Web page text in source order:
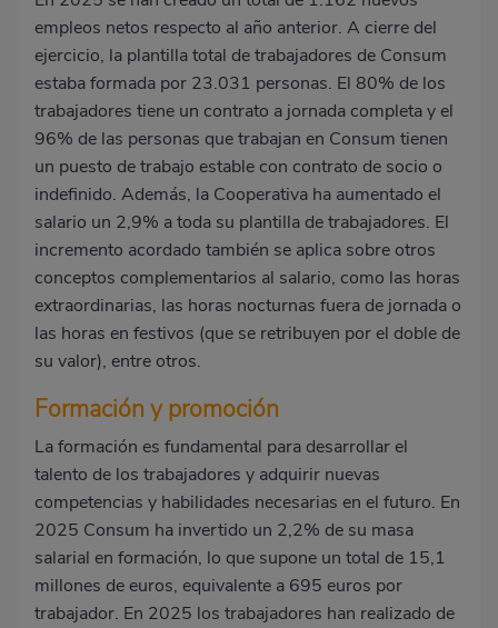
empleos netos respecto al año anterior. A cierre del
ejercicio, la plantilla total de trabajadores de Consum
estaba formada por 23.031 personas. El 80% de los
trabajadores tiene un contrato a jornada completa y el
96% de las personas que trabajan en Consum tienen
un puesto de trabajo estable con contrato de socio o
indefinido. Además, la Cooperativa ha aumentado el
salario un 2,9% a toda su plantilla de trabajadores. El
incremento acordado también se aplica sobre otros
conceptos complementarios al salario, como las horas
extraordinarias, las horas nocturnas fuera de jornada o
las horas en festivos (que se retribuyen por el doble de
su valor), entre otros.
Formación y promoción
La formación es fundamental para desarrollar el
talento de los trabajadores y adquirir nuevas
competencias y habilidades necesarias en el futuro. En
2025 Consum ha invertido un 2,2% de su masa
salarial en formación, lo que supone un total de 15,1
millones de euros, equivalente a 695 euros por
trabajador. En 2025 los trabajadores han realizado de